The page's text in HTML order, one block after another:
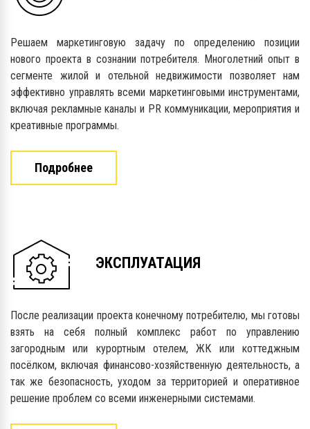
Решаем маркетинговую задачу по определению позиции
нового проекта в сознании потребителя. Многолетний опыт в
сегменте жилой и отельной недвижимости позволяет нам
эффективно управлять всеми маркетинговыми инструментами,
включая рекламные каналы и PR коммуникации, мероприятия и
креативные программы.
Подробнее
ЭКСПЛУАТАЦИЯ
После реализации проекта конечному потребителю, мы готовы
взять на себя полный комплекс работ по управлению
загородным или курортным отелем, ЖК или коттеджным
посёлком, включая финансово-хозяйственную деятельность, а
так же безопасность, уходом за территорией и оперативное
решение проблем со всеми инженерными системами.